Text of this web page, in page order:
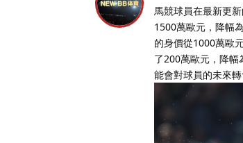
馬競球員在最新更
1500萬歐元，降幅
的身價從1000萬歐
了200萬歐元，降
能會對球員的未來轉